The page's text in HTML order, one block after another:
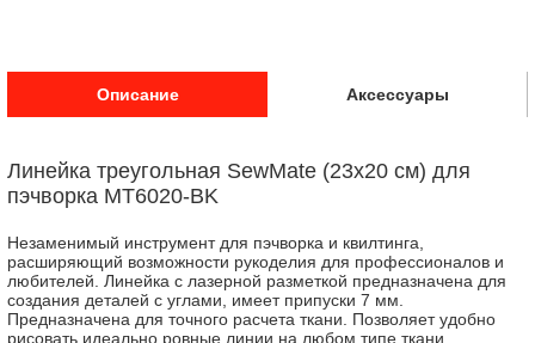
Описание Аксессуары
Линейка треугольная SewMate (23x20 см) для
пэчворка MT6020-BK
Незаменимый инструмент для пэчворка и квилтинга,
расширяющий возможности рукоделия для профессионалов и
любителей. Линейка с лазерной разметкой предназначена для
создания деталей с углами, имеет припуски 7 мм.
Предназначена для точного расчета ткани. Позволяет удобно
рисовать идеально ровные линии на любом типе ткани.